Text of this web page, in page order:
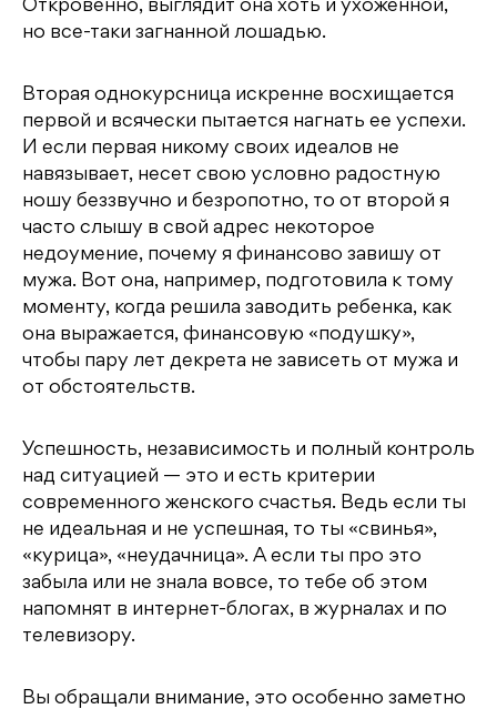
Откровенно, выглядит она хоть и ухоженной,
но все-таки загнанной лошадью.
Вторая однокурсница искренне восхищается
первой и всячески пытается нагнать ее успехи.
И если первая никому своих идеалов не
навязывает, несет свою условно радостную
ношу беззвучно и безропотно, то от второй я
часто слышу в свой адрес некоторое
недоумение, почему я финансово завишу от
мужа. Вот она, например, подготовила к тому
моменту, когда решила заводить ребенка, как
она выражается, финансовую «подушку»,
чтобы пару лет декрета не зависеть от мужа и
от обстоятельств.
Успешность, независимость и полный контроль
над ситуацией — это и есть критерии
современного женского счастья. Ведь если ты
не идеальная и не успешная, то ты «свинья»,
«курица», «неудачница». А если ты про это
забыла или не знала вовсе, то тебе об этом
напомнят в интернет-блогах, в журналах и по
телевизору.
Вы обращали внимание, это особенно заметно